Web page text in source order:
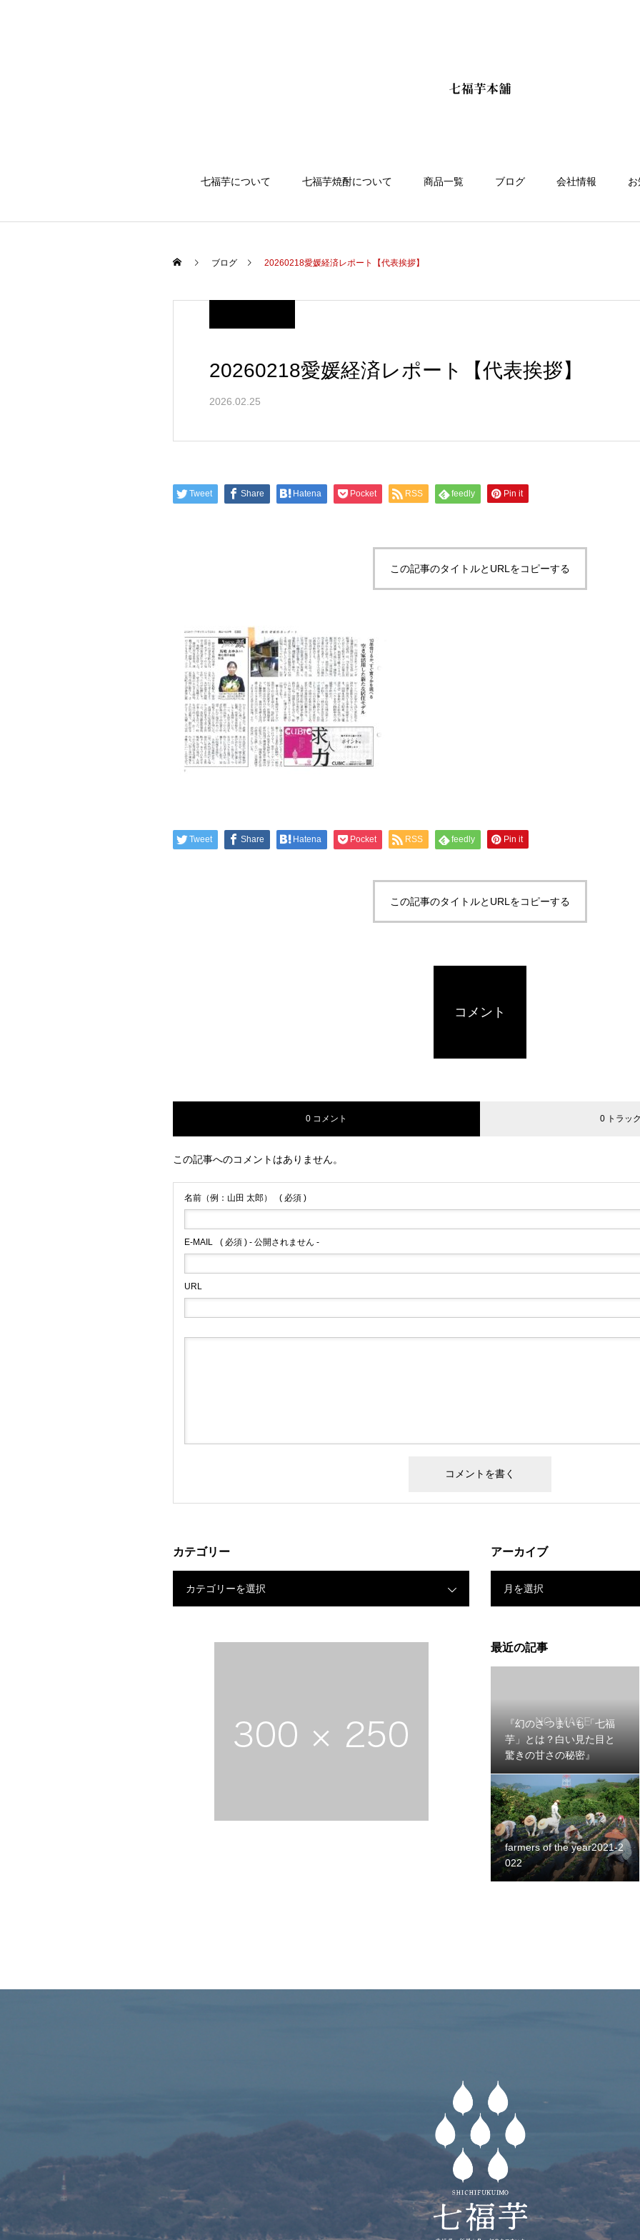
七福芋について 七福芋焼酎について 商品一覧 ブログ 会社情報
ブログ 20260218愛媛経済レポート【代表挨拶】
20260218愛媛経済レポート【代表挨拶】
2026.02.25
Tweet Share Hatena Pocket RSS feedly Pin it
この記事のタイトルとURLをコピーする
Tweet Share Hatena Pocket RSS feedly Pin it
この記事のタイトルとURLをコピーする
コメント
0 コメント 0 トラッ
この記事へのコメントはありません。
名前（例：山田 太郎） ( 必須 )
E-MAIL ( 必須 ) - 公開されません -
URL
カテゴリー
カテゴリーを選択
アーカイブ
月を選択
最近の記事
『幻のさつまいも「七福
芋」とは？白い見た目と
驚きの甘さの秘密』
farmers of the year2021-2
022